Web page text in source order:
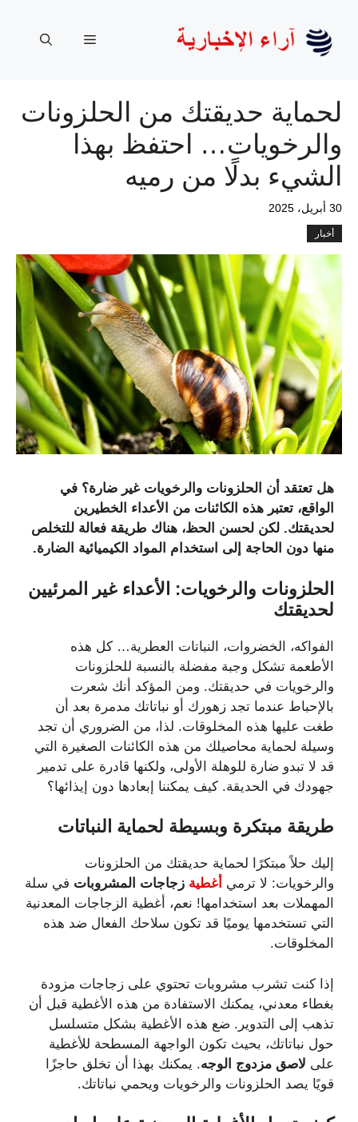
المحتوى
القائمة
لحماية حديقتك من الحلزونات
والرخويات… احتفظ بهذا
الشيء بدلًا من رميه
30 أبريل، 2025
أخبار
هل تعتقد أن الحلزونات والرخويات غير ضارة؟ في
الواقع، تعتبر هذه الكائنات من الأعداء الخطيرين
لحديقتك. لكن لحسن الحظ، هناك طريقة فعالة للتخلص
منها دون الحاجة إلى استخدام المواد الكيميائية الضارة.
الحلزونات والرخويات: الأعداء غير المرئيين
لحديقتك
الفواكه، الخضروات، النباتات العطرية… كل هذه
الأطعمة تشكل وجبة مفضلة بالنسبة للحلزونات
والرخويات في حديقتك. ومن المؤكد أنك شعرت
بالإحباط عندما تجد زهورك أو نباتاتك مدمرة بعد أن
طغت عليها هذه المخلوقات. لذا، من الضروري أن تجد
وسيلة لحماية محاصيلك من هذه الكائنات الصغيرة التي
قد لا تبدو ضارة للوهلة الأولى، ولكنها قادرة على تدمير
جهودك في الحديقة. كيف يمكننا إبعادها دون إيذائها؟
طريقة مبتكرة وبسيطة لحماية النباتات
إليك حلاً مبتكرًا لحماية حديقتك من الحلزونات
والرخويات: لا ترمي أغطية زجاجات المشروبات في سلة
المهملات بعد استخدامها! نعم، أغطية الزجاجات المعدنية
التي تستخدمها يوميًا قد تكون سلاحك الفعال ضد هذه
المخلوقات.
إذا كنت تشرب مشروبات تحتوي على زجاجات مزودة
بغطاء معدني، يمكنك الاستفادة من هذه الأغطية قبل أن
تذهب إلى التدوير. ضع هذه الأغطية بشكل متسلسل
حول نباتاتك، بحيث تكون الواجهة المسطحة للأغطية
على لاصق مزدوج الوجه. يمكنك بهذا أن تخلق حاجزًا
قويًا يصد الحلزونات والرخويات ويحمي نباتاتك.